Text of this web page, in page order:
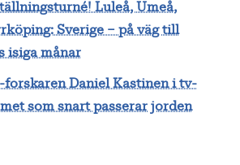
Luleå, Umeå,
Sverige – på väg till
isiga månar
forskaren Daniel Kastinen i tv-
som snart passerar jorden